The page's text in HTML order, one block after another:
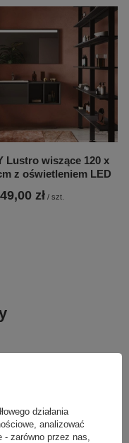
Lustro wiszące 120 x
z oświetleniem LED
zł / szt.
działania
analizować
- zarówno przez nas,